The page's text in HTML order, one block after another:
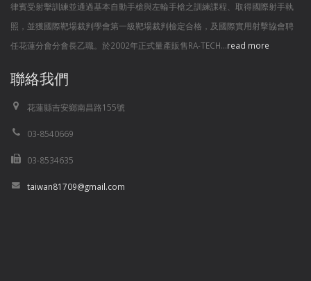
律賓受射擊訓練並通過基本自動手槍與左輪手槍之訓練課程、取得國際射手執
照，並獲國際靶場裁判學會第一級靶場裁判檢定合格，及國際實用射擊協會聘
任花蓮分會分會長乙職。於2002年正式量產販售RA-TECH...read more
聯絡我們
花蓮縣吉安鄉南昌路155號
03-8540669
03-8534635
taiwan81709@gmail.com